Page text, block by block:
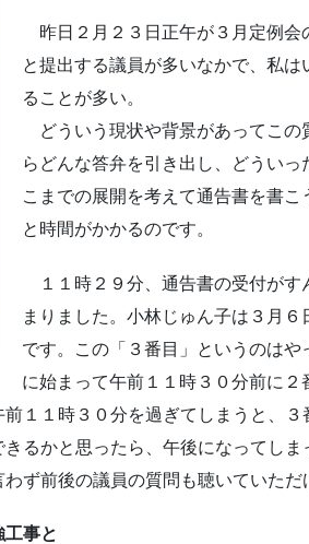
昨日２月２３日正午が３月定例会
と提出する議員が多いなかで、私
ることが多い。
どういう現状や背景があってこの
らどんな答弁を引き出し、どうい
こまでの展開を考えて通告書を書
と時間がかかるのです。
１１時２９分、通告書の受付がす
まりました。小林じゅん子は３月
です。この「３番目」というのは
に始まって午前１１時３０分前に
１１時３０分を過ぎてしまうと、
るかと思ったら、午後になってし
ず前後の議員の質問も聴いていただ
工事と